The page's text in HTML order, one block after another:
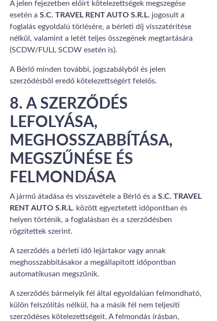
A jelen fejezetben előírt kötelezettségek megszegése
esetén a S.C. TRAVEL RENT AUTO S.R.L. jogosult a
foglalás egyoldalú törlésére, a bérleti díj visszatérítése
nélkül, valamint a letét teljes összegének megtartására
(SCDW/FULL SCDW esetén is).
A Bérlő minden további, jogszabályból és jelen
szerződésből eredő kötelezettségért felelős.
8. A SZERZŐDÉS
LEFOLYÁSA,
MEGHOSSZABBÍTÁSA,
MEGSZŰNÉSE ÉS
FELMONDÁSA
A jármű átadása és visszavétele a Bérlő és a S.C. TRAVEL
RENT AUTO S.R.L. között egyeztetett időpontban és
helyen történik, a foglalásban és a szerződésben
rögzítettek szerint.
A szerződés a bérleti idő lejártakor vagy annak
meghosszabbításakor a megállapított időpontban
automatikusan megszűnik.
A szerződés bármelyik fél által egyoldalúan felmondható,
külön felszólítás nélkül, ha a másik fél nem teljesíti
szerződéses kötelezettségeit. A felmondás írásban,